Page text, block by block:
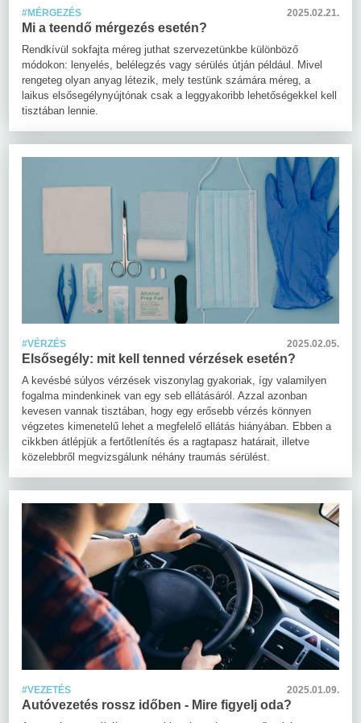
#MÉRGEZÉS 2025.02.21.
Mi a teendő mérgezés esetén?
Rendkívül sokfajta méreg juthat szervezetünkbe különböző
módokon: lenyelés, belélegzés vagy sérülés útján például. Mivel
rengeteg olyan anyag létezik, mely testünk számára méreg, a
laikus elsősegélynyújtónak csak a leggyakoribb lehetőségekkel kell
tisztában lennie.
#VÉRZÉS 2025.02.05.
Elsősegély: mit kell tenned vérzések esetén?
A kevésbé súlyos vérzések viszonylag gyakoriak, így valamilyen
fogalma mindenkinek van egy seb ellátásáról. Azzal azonban
kevesen vannak tisztában, hogy egy erősebb vérzés könnyen
végzetes kimenetelű lehet a megfelelő ellátás hiányában. Ebben a
cikkben átlépjük a fertőtlenítés és a ragtapasz határait, illetve
közelebbről megvizsgálunk néhány traumás sérülést.
#VEZETÉS 2025.01.09.
Autóvezetés rossz időben - Mire figyelj oda?